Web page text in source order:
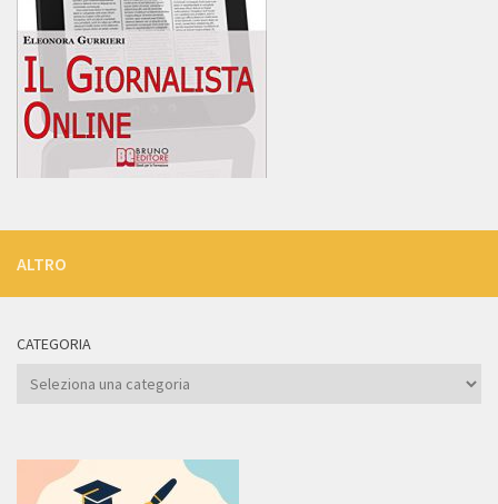
ALTRO
CATEGORIA
Categoria